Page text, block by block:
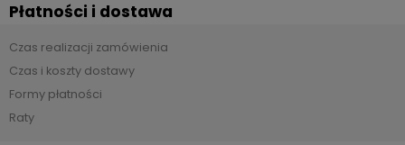
Płatności i dostawa
Czas realizacji zamówienia
Czas i koszty dostawy
Formy płatności
Raty